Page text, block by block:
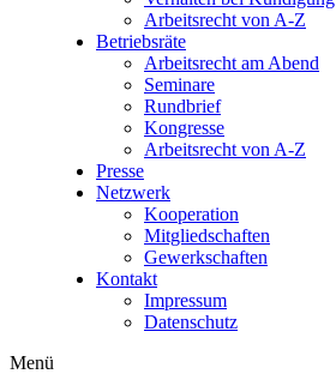
Arbeitsrecht von A-Z
Betriebsräte
Arbeitsrecht am Abend
Seminare
Rundbrief
Kongresse
Arbeitsrecht von A-Z
Presse
Netzwerk
Kooperation
Mitgliedschaften
Gewerkschaften
Kontakt
Impressum
Datenschutz
Menü